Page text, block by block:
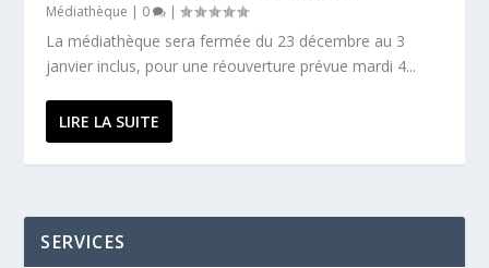
Médiathèque | 0 |
La médiathèque sera fermée du 23 décembre au 3
janvier inclus, pour une réouverture prévue mardi 4...
LIRE LA SUITE
SERVICES